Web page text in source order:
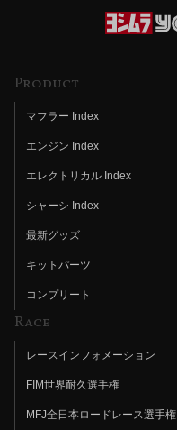
Product
マフラー Index
エンジン Index
エレクトリカル Index
シャーシ Index
最新グッズ
キットパーツ
コンプリート
Race
レースインフォメーション
FIM世界耐久選手権
MFJ全日本ロードレース選手権